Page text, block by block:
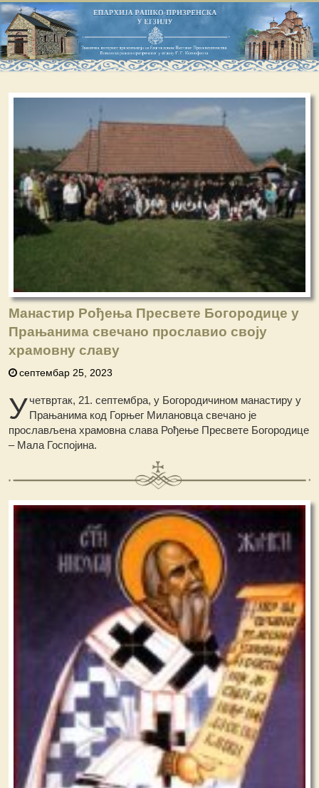
Манастир Рођења Пресвете Богородице у
Прањанима свечано прославио своју
храмовну славу
септембар 25, 2023
Учетвртак, 21. септембра, у Богородичином манастиру у
Прањанима код Горњег Милановца свечано је
прослављена храмовна слава Рођење Пресвете Богородице
– Мала Госпојина.